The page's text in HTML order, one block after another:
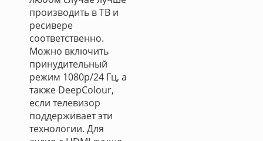
производить в ТВ и
ресивере
соответственно.
Можно включить
принудительный
режим 1080p/24 Гц, а
также DeepColour,
если телевизор
поддерживает эти
технологии. Для